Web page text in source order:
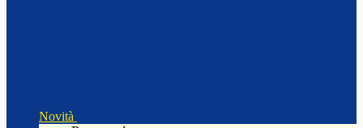
Novità